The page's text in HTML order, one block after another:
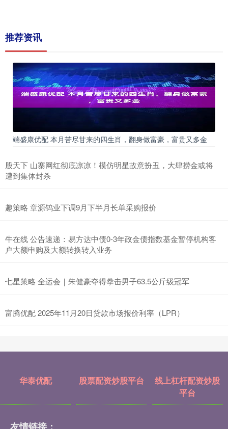
推荐资讯
端盛康优配 本月苦尽甘来的四生肖，翻身做富豪，富贵又多金
股天下 山寨网红彻底凉凉！模仿明星故意扮丑，大肆捞金或将
遭到集体封杀
趣策略 章源钨业下调9月下半月长单采购报价
牛在线 公告速递：易方达中债0-3年政金债指数基金暂停机构客
户大额申购及大额转换转入业务
七星策略 全运会｜朱健豪夺得拳击男子63.5公斤级冠军
富腾优配 2025年11月20日贷款市场报价利率（LPR）
华泰优配 股票配资炒股平台
线上杠杆配资炒股
平台